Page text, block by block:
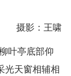
摄影：王啸
叶亭底部仰
光天窗相辅相